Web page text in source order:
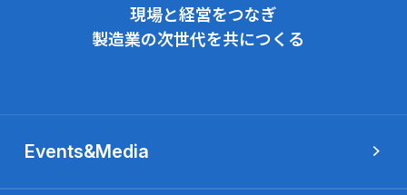
現場と経営をつなぎ
製造業の次世代を共につくる
Events&Media